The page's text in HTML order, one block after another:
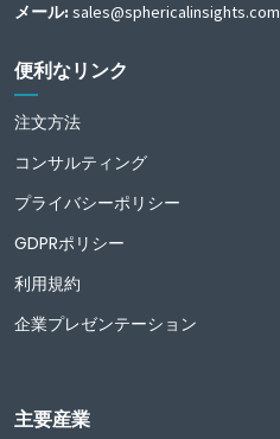
メール: sales@sphericalinsights.com
便利なリンク
注文方法
コンサルティング
プライバシーポリシー
GDPRポリシー
利用規約
企業プレゼンテーション
主要産業